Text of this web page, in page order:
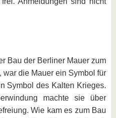
Bau der Berliner Mauer zum
war die Mauer ein Symbol für
Symbol des Kalten Krieges.
machte sie über
Wie kam es zum Bau